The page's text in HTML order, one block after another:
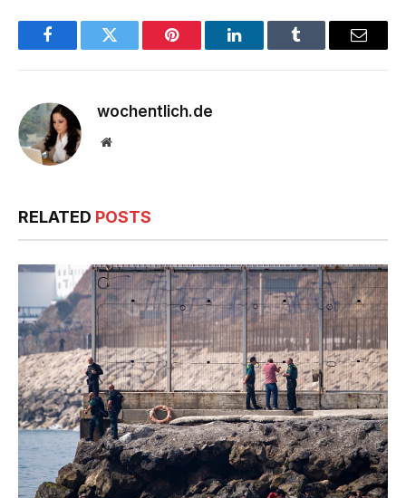
FacebookTwitter Pinterest LinkedInTumblr Email
wochentlich.de
Website
RELATED POSTS